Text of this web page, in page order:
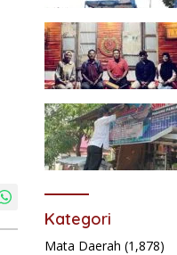
Kategori
Mata Daerah (1,878)